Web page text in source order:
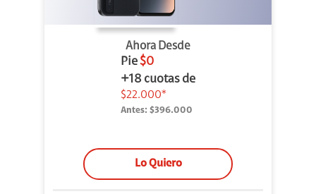
Ahora Desde
Pie $0
+18 cuotas de
$22.000*
Antes: $396.000
Lo Quiero